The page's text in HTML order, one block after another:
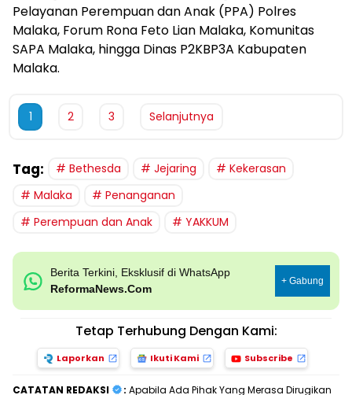
Pelayanan Perempuan dan Anak (PPA) Polres
Malaka, Forum Rona Feto Lian Malaka, Komunitas
SAPA Malaka, hingga Dinas P2KBP3A Kabupaten
Malaka.
1 2 3 Selanjutnya
Tag: Bethesda Jejaring
Kekerasan
Malaka
Penanganan
Perempuan dan Anak
YAKKUM
Berita Terkini, Eksklusif di WhatsApp
ReformaNews.Com
+ Gabung
Tetap Terhubung Dengan Kami:
Laporkan Ikuti Kami Subscribe
CATATAN REDAKSI : Apabila Ada Pihak Yang Merasa Dirugikan